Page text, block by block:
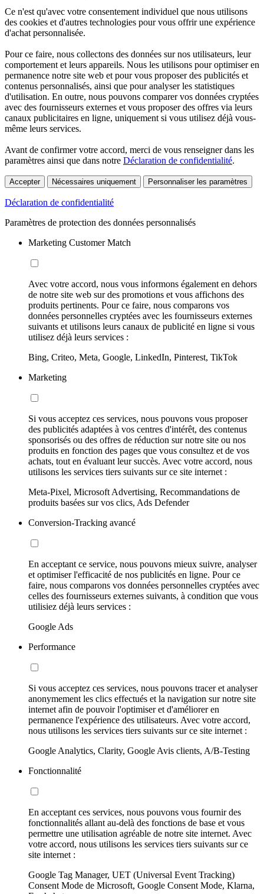
Ce n'est qu'avec votre consentement individuel que nous utilisons
des cookies et d'autres technologies pour vous offrir une expérience
d'achat personnalisée.
Pour ce faire, nous collectons des données sur nos utilisateurs, leur
comportement et leurs appareils. Nous les utilisons pour optimiser en
permanence notre site web et pour vous proposer des publicités et
contenus personnalisés, ainsi que pour analyser les statistiques
d'utilisation. En outre, nous pouvons comparer vos données cryptées
avec des fournisseurs externes et vous proposer des offres via leurs
canaux publicitaires en ligne, uniquement si vous utilisez déjà vous-
même leurs services.
Avant de confirmer votre accord, merci de vous renseigner dans les
paramètres ainsi que dans notre Déclaration de confidentialité.
Accepter Nécessaires uniquement Personnaliser les paramètres
Déclaration de confidentialité
Paramètres de protection des données personnalisés
Marketing Customer Match
Avec votre accord, nous vous informons également en dehors
de notre site web sur des promotions et vous affichons des
produits pertinents. Pour ce faire, nous comparons vos
données personnelles cryptées avec les fournisseurs externes
suivants et utilisons leurs canaux de publicité en ligne si vous
utilisez déjà leurs services :
Bing, Criteo, Meta, Google, LinkedIn, Pinterest, TikTok
Marketing
Si vous acceptez ces services, nous pouvons vous proposer
des publicités adaptées à vos centres d'intérêt, des contenus
sponsorisés ou des offres de réduction sur notre site ou nos
produits en fonction des pages que vous consultez et de vos
achats, tout en évaluant leur succès. Avec votre accord, nous
utilisons les services tiers suivants sur ce site internet :
Meta-Pixel, Microsoft Advertising, Recommandations de
produits basées sur vos clics, Ads Defender
Conversion-Tracking avancé
En acceptant ce service, nous pouvons mieux suivre, analyser
et optimiser l'efficacité de nos publicités en ligne. Pour ce
faire, nous comparons vos données personnelles cryptées avec
celles des fournisseurs externes suivants, à condition que vous
utilisiez déjà leurs services :
Google Ads
Performance
Si vous acceptez ces services, nous pouvons tracer et analyser
anonymement les clics effectués et la navigation sur notre site
internet afin de pouvoir l'optimiser et d'améliorer en
permanence l'expérience des utilisateurs. Avec votre accord,
nous utilisons les services tiers suivants sur ce site internet :
Google Analytics, Clarity, Google Avis clients, A/B-Testing
Fonctionnalité
En acceptant ces services, nous pouvons vous fournir des
fonctionnalités allant au-delà des fonctions de base et vous
permettre une utilisation agréable de notre site internet. Avec
votre accord, nous utilisons les services tiers suivants sur ce
site internet :
Google Tag Manager, UET (Universal Event Tracking)
Consent Mode de Microsoft, Google Consent Mode, Klarna,